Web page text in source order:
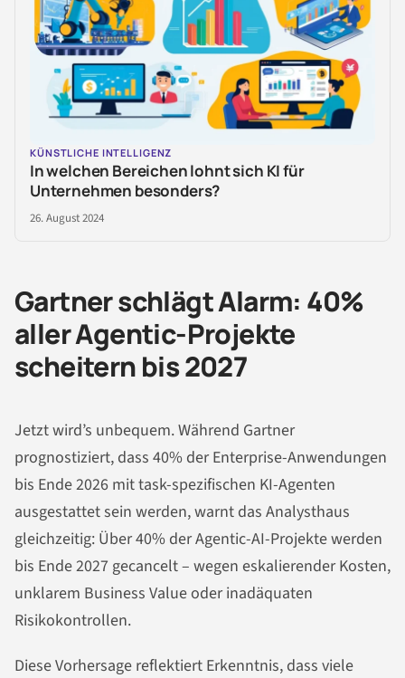
KÜNSTLICHE INTELLIGENZ
In welchen Bereichen lohnt sich KI für
Unternehmen besonders?
26. August 2024
Gartner schlägt Alarm: 40%
aller Agentic-Projekte
scheitern bis 2027
Jetzt wird’s unbequem. Während Gartner
prognostiziert, dass 40% der Enterprise-Anwendungen
bis Ende 2026 mit task-spezifischen KI-Agenten
ausgestattet sein werden, warnt das Analysthaus
gleichzeitig: Über 40% der Agentic-AI-Projekte werden
bis Ende 2027 gecancelt – wegen eskalierender Kosten,
unklarem Business Value oder inadäquaten
Risikokontrollen.
Diese Vorhersage reflektiert Erkenntnis, dass viele